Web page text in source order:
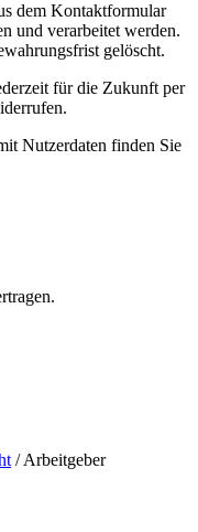
dem Kontaktformular
und verarbeitet werden.
gelöscht.
für die Zukunft per
Nutzerdaten finden Sie
/Arbeitgeber